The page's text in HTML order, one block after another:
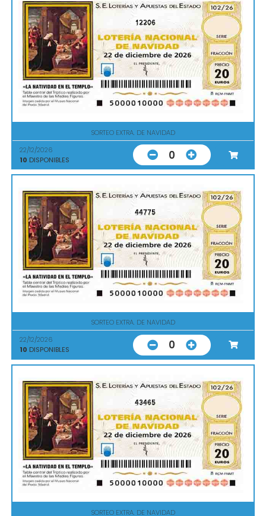
12206
SORTEO EXTRA. DE NAVIDAD
22/12/2026
10 DISPONIBLES 0
44775
SORTEO EXTRA. DE NAVIDAD
22/12/2026
10 DISPONIBLES 0
43465
SORTEO EXTRA. DE NAVIDAD